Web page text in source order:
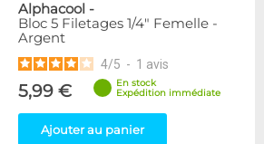
216
2
236
2
5
Alphacool -
Bloc 5 Filetages 1/4" Femelle -
Argent
4/5 - 1 avis
5,99 €
En stock
Expédition immédiate
Ajouter au panier